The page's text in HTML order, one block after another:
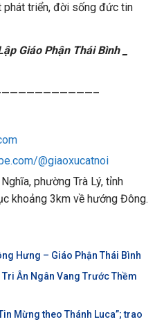
phát triển, đời sống đức tin
Giáo Phận Thái Bình _
@giaoxucatnoi
phường Trà Lý, tỉnh
khoảng 3km về hướng Đông.
Hưng – Giáo Phận Thái Bình
Ân Ngân Vang Trước Thềm
Mừng theo Thánh Luca”; trao